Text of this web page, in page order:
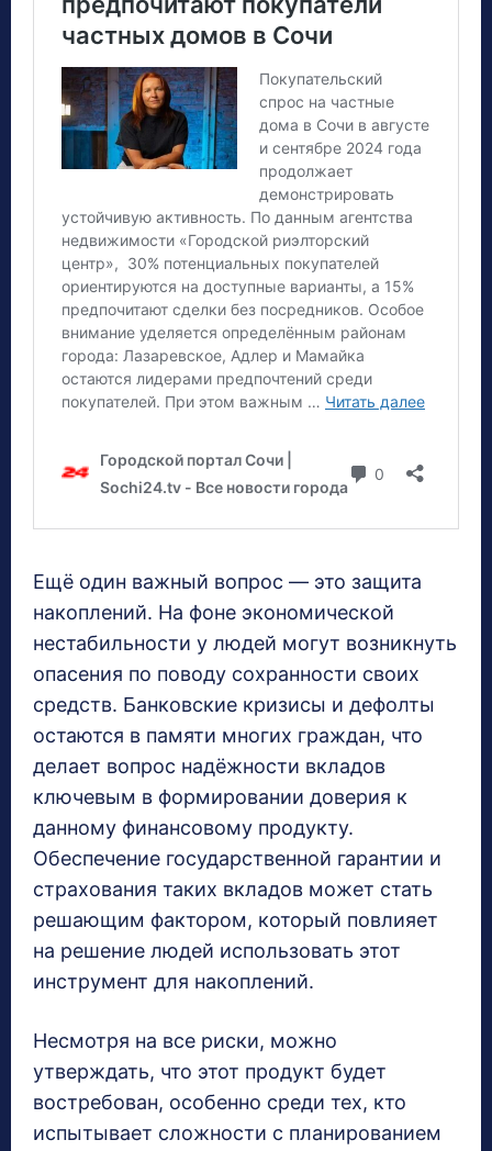
Ещё один важный вопрос — это защита
накоплений. На фоне экономической
нестабильности у людей могут возникнуть
опасения по поводу сохранности своих
средств. Банковские кризисы и дефолты
остаются в памяти многих граждан, что
делает вопрос надёжности вкладов
ключевым в формировании доверия к
данному финансовому продукту.
Обеспечение государственной гарантии и
страхования таких вкладов может стать
решающим фактором, который повлияет
на решение людей использовать этот
инструмент для накоплений.
Несмотря на все риски, можно
утверждать, что этот продукт будет
востребован, особенно среди тех, кто
испытывает сложности с планированием